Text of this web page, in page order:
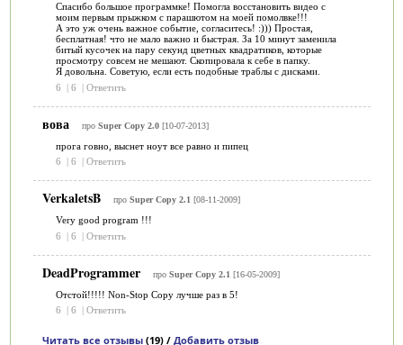
Спасибо большое программке! Помогла восстановить видео с
моим первым прыжком с парашютом на моей помолвке!!!
А это уж очень важное событие, согласитесь! :))) Простая,
бесплатная! что не мало важно и быстрая. За 10 минут заменила
битый кусочек на пару секунд цветных квадратиков, которые
просмотру совсем не мешают. Скопировала к себе в папку.
Я довольна. Советую, если есть подобные траблы с дисками.
6
| 6 | Ответить
вова про Super Copy 2.0[10-07-2013]
прога говно, выснет ноут все равно и пипец
6
6 Ответить
VerkaletsB про Super Copy 2.1[08-11-2009]
Very good program !!!
6
| 6 | Ответить
DeadProgrammer про Super Copy 2.1 [16-05-2009]
Отстой!!!!! Non-Stop Copy лучше раз в 5!
6
6 Ответить
Читать все отзывы(19) / Добавить отзыв